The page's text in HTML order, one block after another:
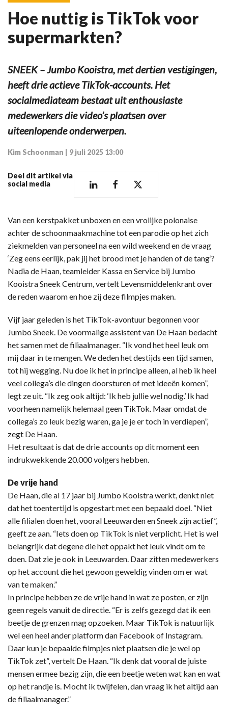
Hoe nuttig is TikTok voor
supermarkten?
SNEEK – Jumbo Kooistra, met dertien vestigingen,
heeft drie actieve TikTok-accounts. Het
socialmediateam bestaat uit enthousiaste
medewerkers die video’s plaatsen over
uiteenlopende onderwerpen.
Kim Schoonman 9 juli 2025 13:00
Deel dit artikel via
social media
Van een kerstpakket unboxen en een vrolijke polonaise
achter de schoonmaakmachine tot een parodie op het zich
ziekmelden van personeel na een wild weekend en de vraag
‘Zeg eens eerlijk, pak jij het brood met je handen of de tang’?
Nadia de Haan, teamleider Kassa en Service bij Jumbo
Kooistra Sneek Centrum, vertelt Levensmiddelenkrant over
de reden waarom en hoe zij deze filmpjes maken.
Vijf jaar geleden is het TikTok-avontuur begonnen voor
Jumbo Sneek. De voormalige assistent van De Haan bedacht
het samen met de filiaalmanager. “Ik vond het heel leuk om
mij daar in te mengen. We deden het destijds een tijd samen,
tot hij wegging. Nu doe ik het in principe alleen, al heb ik heel
veel collega’s die dingen doorsturen of met ideeën komen”,
legt ze uit. “Ik zeg ook altijd: ‘Ik heb jullie wel nodig.’ Ik had
voorheen namelijk helemaal geen TikTok. Maar omdat de
collega’s zo leuk bezig waren, ga je je er toch in verdiepen”,
zegt De Haan.
Het resultaat is dat de drie accounts op dit moment een
indrukwekkende 20.000 volgers hebben.
De vrije hand
De Haan, die al 17 jaar bij Jumbo Kooistra werkt, denkt niet
dat het toentertijd is opgestart met een bepaald doel. “Niet
alle filialen doen het, vooral Leeuwarden en Sneek zijn actief”,
geeft ze aan. “Iets doen op TikTok is niet verplicht. Het is wel
belangrijk dat degene die het oppakt het leuk vindt om te
doen. Dat zie je ook in Leeuwarden. Daar zitten medewerkers
op het account die het gewoon geweldig vinden om er wat
van te maken.”
In principe hebben ze de vrije hand in wat ze posten, er zijn
geen regels vanuit de directie. “Er is zelfs gezegd dat ik een
beetje de grenzen mag opzoeken. Maar TikTok is natuurlijk
wel een heel ander platform dan Facebook of Instagram.
Daar kun je bepaalde filmpjes niet plaatsen die je wel op
TikTok zet”, vertelt De Haan. “Ik denk dat vooral de juiste
mensen ermee bezig zijn, die een beetje weten wat kan en wat
op het randje is. Mocht ik twijfelen, dan vraag ik het altijd aan
de filiaalmanager.”